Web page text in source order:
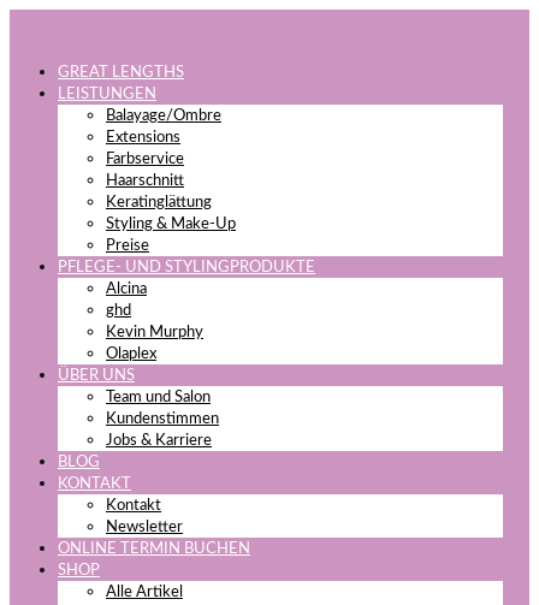
GREAT LENGTHS
LEISTUNGEN
Balayage/Ombre
Extensions
Farbservice
Haarschnitt
Keratinglättung
Styling & Make-Up
Preise
PFLEGE- UND STYLINGPRODUKTE
Alcina
ghd
Kevin Murphy
Olaplex
ÜBER UNS
Team und Salon
Kundenstimmen
Jobs & Karriere
BLOG
KONTAKT
Kontakt
Newsletter
ONLINE TERMIN BUCHEN
SHOP
Alle Artikel